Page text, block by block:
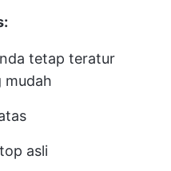
tetap teratur
mudah
asli